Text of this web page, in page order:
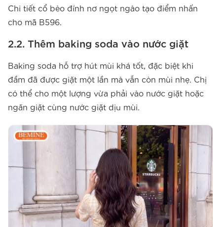
Chi tiết cổ bèo đính nơ ngọt ngào tạo điểm nhấn
cho mã B596.
2.2. Thêm baking soda vào nước giặt
Baking soda hỗ trợ hút mùi khá tốt, đặc biệt khi
đầm đã được giặt một lần mà vẫn còn mùi nhẹ. Chị
có thể cho một lượng vừa phải vào nước giặt hoặc
ngăn giặt cùng nước giặt dịu mùi.